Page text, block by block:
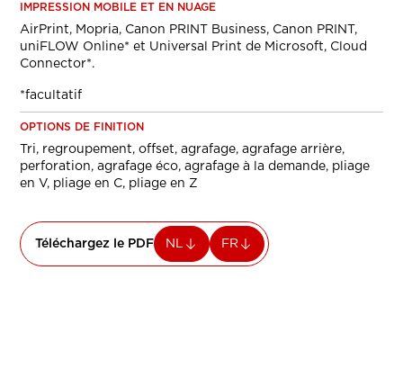
IMPRESSION MOBILE ET EN NUAGE
AirPrint, Mopria, Canon PRINT Business, Canon PRINT,
uniFLOW Online* et Universal Print de Microsoft, Cloud
Connector*.
*facultatif
OPTIONS DE FINITION
Tri, regroupement, offset, agrafage, agrafage arrière,
perforation, agrafage éco, agrafage à la demande, pliage
en V, pliage en C, pliage en Z
Téléchargez le PDF NL FR